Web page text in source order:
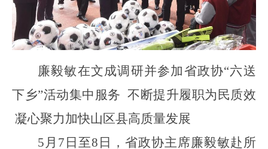
廉毅敏在文成调研并参加省政协“六送
下乡”活动集中服务 不断提升履职为民质效
凝心聚力加快山区县高质量发展
5月7日至8日，省政协主席廉毅敏赴所